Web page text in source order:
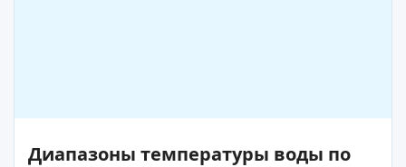
Диапазоны температуры воды по